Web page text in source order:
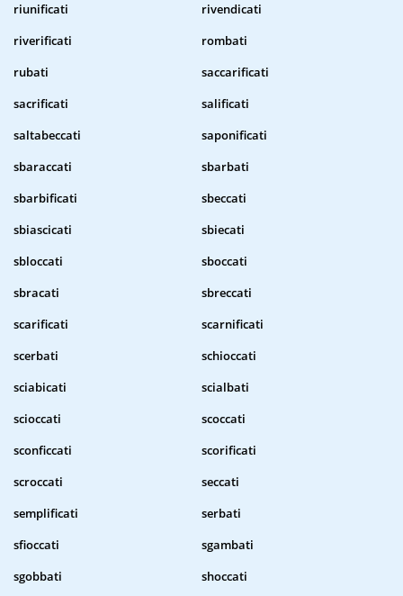
riunificati
rivendicati
riverificati
rombati
rubati
saccarificati
sacrificati
salificati
saltabeccati
saponificati
sbaraccati
sbarbati
sbarbificati
sbeccati
sbiascicati
sbiecati
sbloccati
sboccati
sbracati
sbreccati
scarificati
scarnificati
scerbati
schioccati
sciabicati
scialbati
scioccati
scoccati
sconficcati
scorificati
scroccati
seccati
semplificati
serbati
sfioccati
sgambati
sgobbati
shoccati